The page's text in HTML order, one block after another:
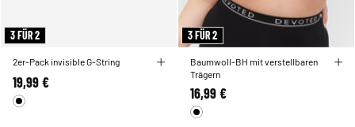
3 FÜR 2
2er-Pack invisible G-String
19,99 €
3 FÜR 2
Baumwoll-BH mit verstellbaren
Trägern
16,99 €